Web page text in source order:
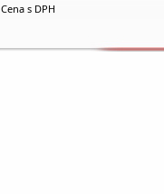
Cena s DPH